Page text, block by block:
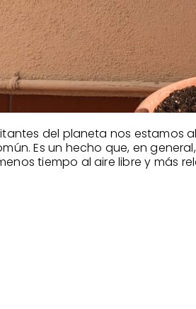
del planeta nos estamos
Es un hecho que, en
tiempo al aire libre y más